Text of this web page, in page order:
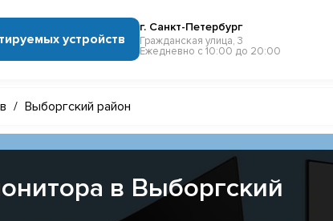
устройств
г. Санкт-Петербург
Гражданская улица, 3
Ежедневно с 10:00 до 20:00
/ Выборгский район
в Выборгский